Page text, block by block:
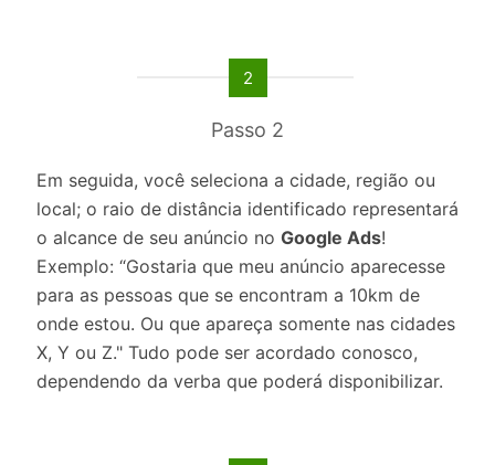
2
Passo 2
Em seguida, você seleciona a cidade, região ou
local; o raio de distância identificado representará
o alcance de seu anúncio no Google Ads!
Exemplo: “Gostaria que meu anúncio aparecesse
para as pessoas que se encontram a 10km de
onde estou. Ou que apareça somente nas cidades
X, Y ou Z." Tudo pode ser acordado conosco,
dependendo da verba que poderá disponibilizar.